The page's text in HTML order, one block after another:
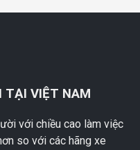
TẠI VIỆT NAM
với chiều cao làm việc
so với các hãng xe